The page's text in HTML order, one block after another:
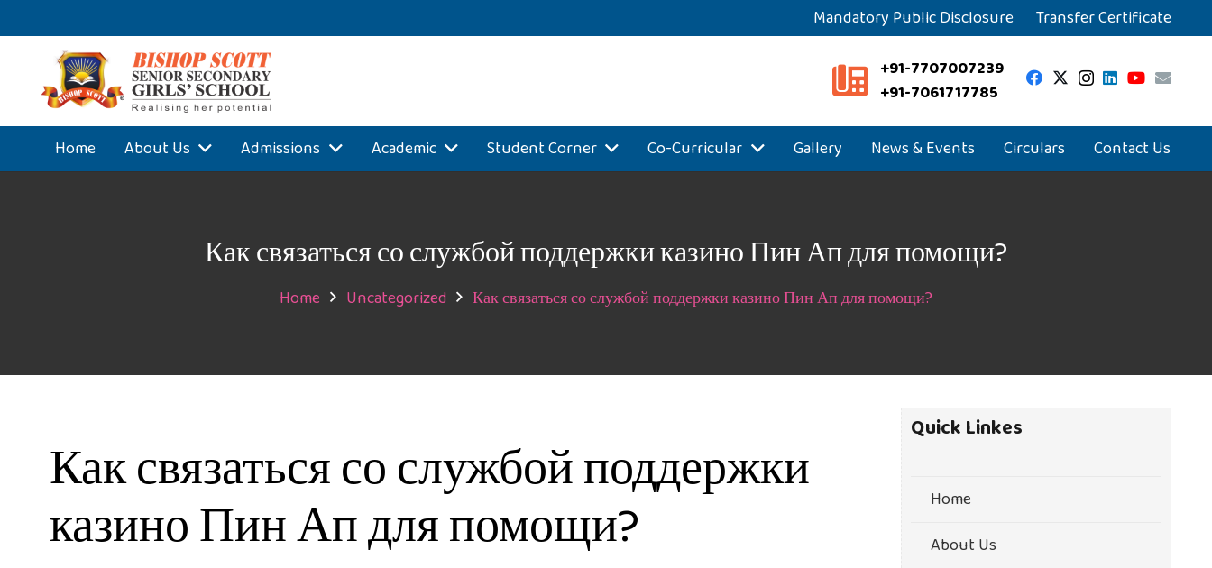
Mandatory Public Disclosure Transfer Certificate
+91-7707007239
+91-7061717785
Home About Us Admissions Academic Student Corner Co-Curricular Gallery News & Events Circulars Contact Us
Как связаться со службой поддержки казино Пин Ап для помощи?
Home Uncategorized Как связаться со службой поддержки казино Пин Ап для помощи?
Как связаться со службой поддержки
казино Пин Ап для помощи?
Quick Linkes
Home
About Us